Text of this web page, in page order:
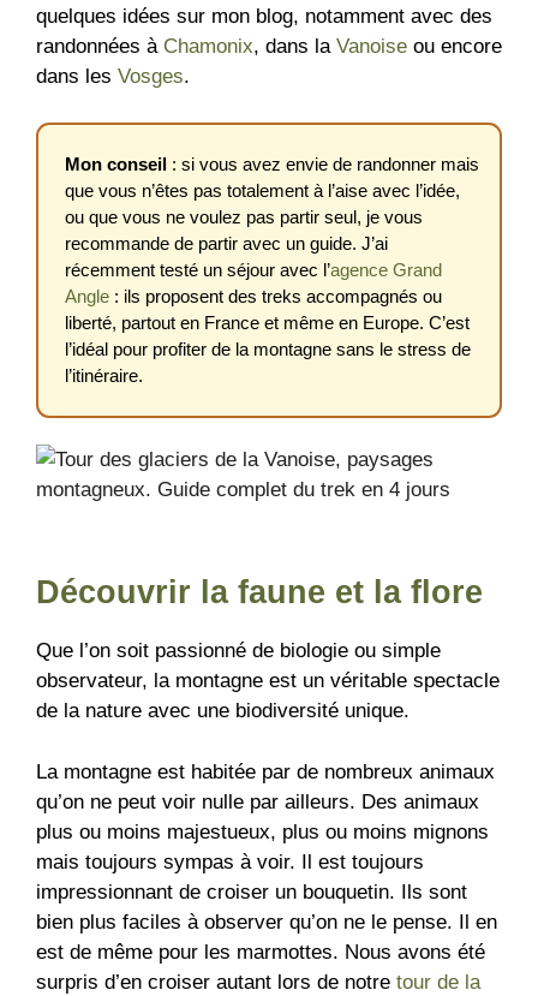
quelques idées sur mon blog, notamment avec des
randonnées à Chamonix, dans la Vanoise ou encore
dans les Vosges.
Mon conseil : si vous avez envie de randonner mais
que vous n’êtes pas totalement à l’aise avec l’idée,
ou que vous ne voulez pas partir seul, je vous
recommande de partir avec un guide. J’ai
récemment testé un séjour avec l’agence Grand
Angle : ils proposent des treks accompagnés ou
liberté, partout en France et même en Europe. C’est
l’idéal pour profiter de la montagne sans le stress de
l’itinéraire.
Découvrir la faune et la flore
Que l’on soit passionné de biologie ou simple
observateur, la montagne est un véritable spectacle
de la nature avec une biodiversité unique.
La montagne est habitée par de nombreux animaux
qu’on ne peut voir nulle par ailleurs. Des animaux
plus ou moins majestueux, plus ou moins mignons
mais toujours sympas à voir. Il est toujours
impressionnant de croiser un bouquetin. Ils sont
bien plus faciles à observer qu’on ne le pense. Il en
est de même pour les marmottes. Nous avons été
surpris d’en croiser autant lors de notre tour de la